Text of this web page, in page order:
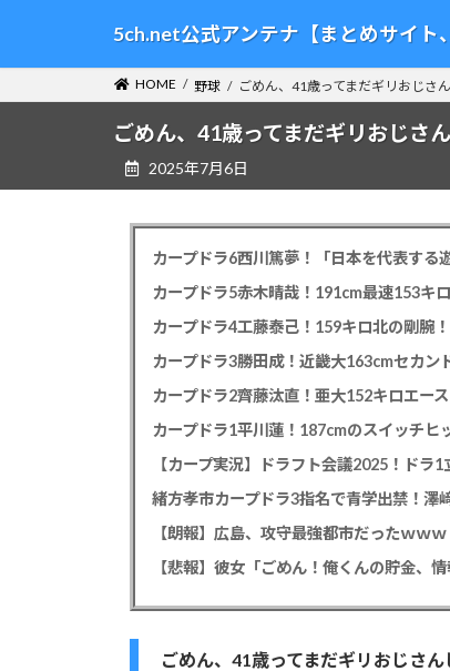
テ
ゲ
5ch.net公式アンテナ【まとめサイト
HOME 野球 ごめん、41歳ってまだギリおじさ
ごめん、41歳ってまだギリおじさ
2025年7月6日
カープドラ6西川篤夢！「日本を代表する
カープドラ5赤木晴哉！191cm最速153キ
カープドラ4工藤泰己！159キロ北の剛腕
カープドラ3勝田成！近畿大163cmセカン
カープドラ2齊藤汰直！亜大152キロエー
【カープ実況】ドラフト会議2025！ドラ
緒方孝市カープドラ3指名で青学出禁！澤
【朗報】広島、攻守最強都市だったｗｗｗ
ごめん、41歳ってまだギリおじさん